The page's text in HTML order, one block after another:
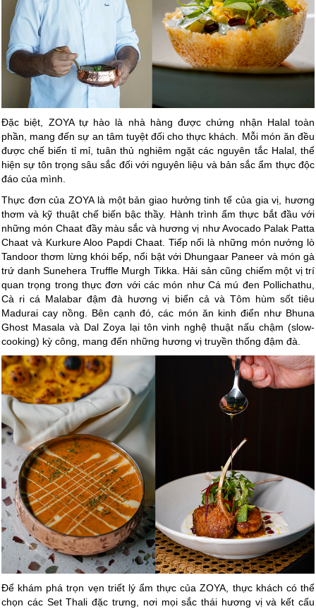
Đặc biệt, ZOYA tự hào là nhà hàng được chứng nhận Halal toàn
phần, mang đến sự an tâm tuyệt đối cho thực khách. Mỗi món ăn đều
được chế biến tỉ mỉ, tuân thủ nghiêm ngặt các nguyên tắc Halal, thể
hiện sự tôn trọng sâu sắc đối với nguyên liệu và bản sắc ẩm thực độc
đáo của mình.
Thực đơn của ZOYA là một bản giao hưởng tinh tế của gia vị, hương
thơm và kỹ thuật chế biến bậc thầy. Hành trình ẩm thực bắt đầu với
những món Chaat đầy màu sắc và hương vị như Avocado Palak Patta
Chaat và Kurkure Aloo Papdi Chaat. Tiếp nối là những món nướng lò
Tandoor thơm lừng khói bếp, nổi bật với Dhungaar Paneer và món gà
trứ danh Sunehera Truffle Murgh Tikka. Hải sản cũng chiếm một vị trí
quan trọng trong thực đơn với các món như Cá mú đen Pollichathu,
Cà ri cá Malabar đậm đà hương vị biển cả và Tôm hùm sốt tiêu
Madurai cay nồng. Bên cạnh đó, các món ăn kinh điển như Bhuna
Ghost Masala và Dal Zoya lại tôn vinh nghệ thuật nấu chậm (slow-
cooking) kỳ công, mang đến những hương vị truyền thống đậm đà.
Để khám phá trọn vẹn triết lý ẩm thực của ZOYA, thực khách có thể
chọn các Set Thali đặc trưng, nơi mọi sắc thái hương vị và kết cấu